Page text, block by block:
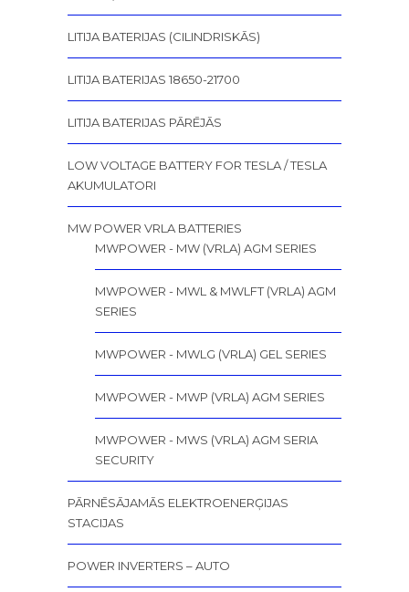
LITIJA BATERIJAS (CILINDRISKĀS)
LITIJA BATERIJAS 18650-21700
LITIJA BATERIJAS PĀRĒJĀS
LOW VOLTAGE BATTERY FOR TESLA / TESLA
AKUMULATORI
MW POWER VRLA BATTERIES
MWPOWER - MW (VRLA) AGM SERIES
MWPOWER - MWL & MWLFT (VRLA) AGM
SERIES
MWPOWER - MWLG (VRLA) GEL SERIES
MWPOWER - MWP (VRLA) AGM SERIES
MWPOWER - MWS (VRLA) AGM SERIA
SECURITY
PĀRNĒSĀJAMĀS ELEKTROENERĢIJAS
STACIJAS
POWER INVERTERS – AUTO